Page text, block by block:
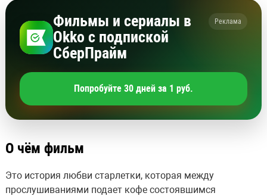
Фильмы и сериалы в
Okko с подпиской
СберПрайм
Реклама
Попробуйте 30 дней за 1 руб.
О чём фильм
Это история любви старлетки, которая между
прослушиваниями подает кофе состоявшимся